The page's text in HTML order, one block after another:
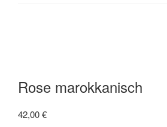
Rose marokkanisch
42,00€